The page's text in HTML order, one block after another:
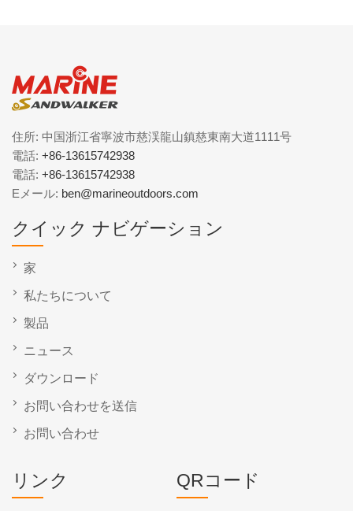
住所: 中国浙江省寧波市慈渓龍山鎮慈東南大道1111号
電話: +86-13615742938
電話: +86-13615742938
Eメール: ben@marineoutdoors.com
クイック ナビゲーション
家
私たちについて
製品
ニュース
ダウンロード
お問い合わせを送信
お問い合わせ
リンク QRコード